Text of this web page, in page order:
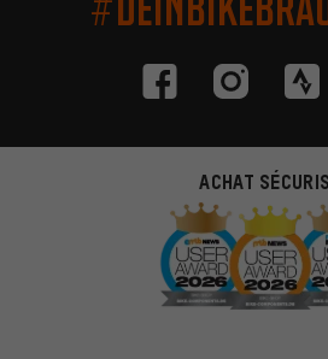
ACHAT